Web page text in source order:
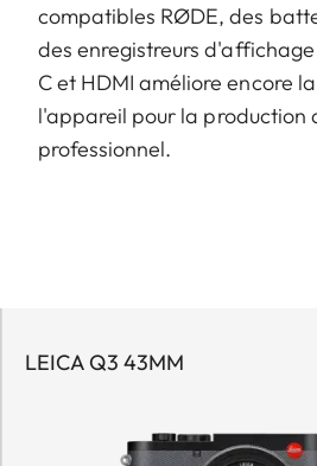
compatibles RØDE, des
des enregistreurs
C et HDMI améliore encore
l'appareil pour la production
professionnel.
LEICA Q3 43MM